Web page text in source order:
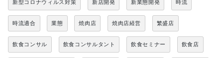
新型コロナウィルス対策 新店開発 新業態開発 時流
時流適合 業態 焼肉店 焼肉店経営 繁盛店
飲食コンサル 飲食コンサルタント 飲食セミナー 飲食店